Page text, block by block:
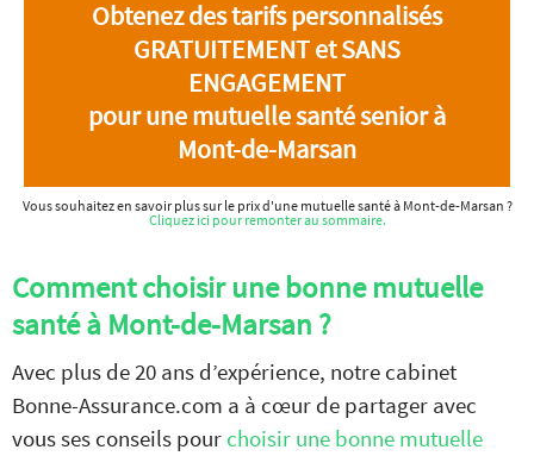
Obtenez des tarifs personnalisés
GRATUITEMENT et SANS
ENGAGEMENT
pour une mutuelle santé senior à
Mont-de-Marsan
Vous souhaitez en savoir plus sur le prix d'une mutuelle santé à Mont-de-Marsan ?
Cliquez ici pour remonter au sommaire.
Comment choisir une bonne mutuelle
santé à Mont-de-Marsan ?
Avec plus de 20 ans d’expérience, notre cabinet
Bonne-Assurance.com a à cœur de partager avec
vous ses conseils pour choisir une bonne mutuelle